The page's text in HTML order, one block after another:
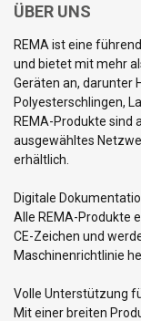
ÜBER UNS
REMA ist eine
und bietet mit mehr
Geräten an, darunter
Polyesterschlingen,
REMA-Produkte sind
ausgewähltes
erhältlich.
Digitale
Alle REMA-Produkte
CE-Zeichen und
Maschinenrichtlinie
Volle Unterstützung
Mit einer breiten